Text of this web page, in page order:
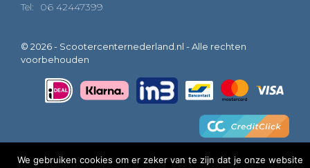
Tel: 06 42447399
© 2026 - Scootercenternederland.nl - Alle rechten
voorbehouden
We gebruiken cookies om er zeker van te zijn dat je onze website